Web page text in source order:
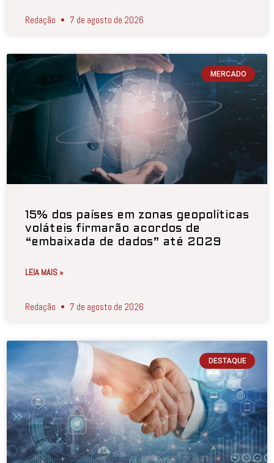
Redação 7 de agosto de 2026
MERCADO
15% dos países em zonas geopolíticas
voláteis firmarão acordos de
“embaixada de dados” até 2029
LEIA MAIS »
Redação 7 de agosto de 2026
DESTAQUE